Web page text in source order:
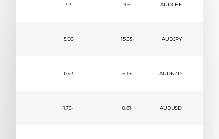
AUDCHF
-9.6
3.3
AUDJPY
-15.35
5.03
AUDNZD
-6.15
0.43
AUDUSD
-0.61
-1.73